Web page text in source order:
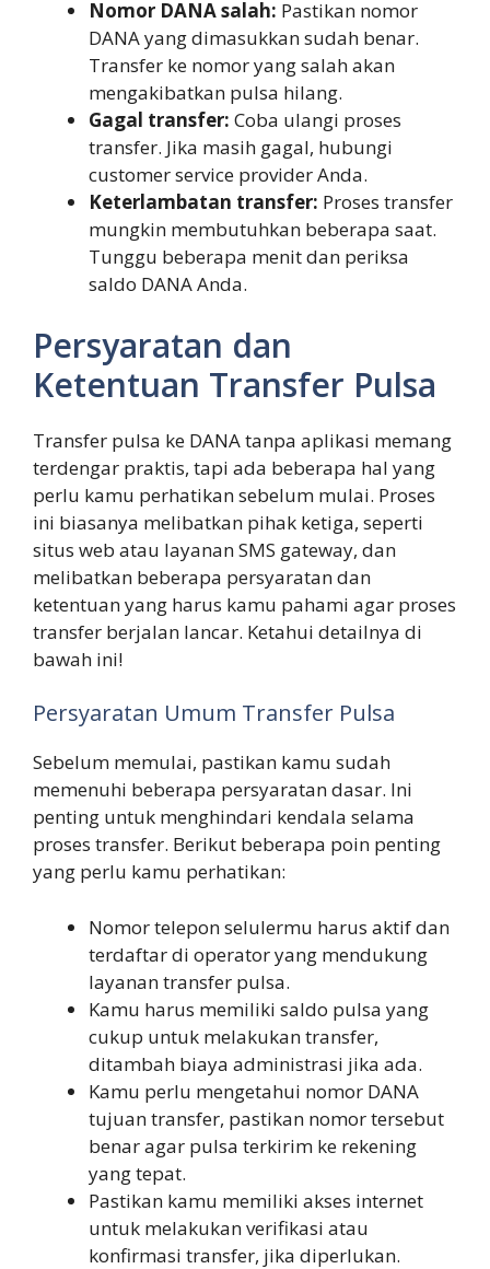
Nomor DANA salah: Pastikan nomor
DANA yang dimasukkan sudah benar.
Transfer ke nomor yang salah akan
mengakibatkan pulsa hilang.
Gagal transfer: Coba ulangi proses
transfer. Jika masih gagal, hubungi
customer service provider Anda.
Keterlambatan transfer: Proses transfer
mungkin membutuhkan beberapa saat.
Tunggu beberapa menit dan periksa
saldo DANA Anda.
Persyaratan dan
Ketentuan Transfer Pulsa
Transfer pulsa ke DANA tanpa aplikasi memang
terdengar praktis, tapi ada beberapa hal yang
perlu kamu perhatikan sebelum mulai. Proses
ini biasanya melibatkan pihak ketiga, seperti
situs web atau layanan SMS gateway, dan
melibatkan beberapa persyaratan dan
ketentuan yang harus kamu pahami agar proses
transfer berjalan lancar. Ketahui detailnya di
bawah ini!
Persyaratan Umum Transfer Pulsa
Sebelum memulai, pastikan kamu sudah
memenuhi beberapa persyaratan dasar. Ini
penting untuk menghindari kendala selama
proses transfer. Berikut beberapa poin penting
yang perlu kamu perhatikan:
Nomor telepon selulermu harus aktif dan
terdaftar di operator yang mendukung
layanan transfer pulsa.
Kamu harus memiliki saldo pulsa yang
cukup untuk melakukan transfer,
ditambah biaya administrasi jika ada.
Kamu perlu mengetahui nomor DANA
tujuan transfer, pastikan nomor tersebut
benar agar pulsa terkirim ke rekening
yang tepat.
Pastikan kamu memiliki akses internet
untuk melakukan verifikasi atau
konfirmasi transfer, jika diperlukan.